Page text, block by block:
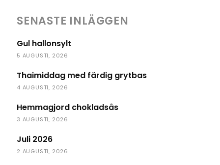
SENASTE INLÄGGEN
Gul hallonsylt
5 AUGUSTI, 2026
Thaimiddag med färdig grytbas
4 AUGUSTI, 2026
Hemmagjord chokladsås
3 AUGUSTI, 2026
Juli 2026
2 AUGUSTI, 2026